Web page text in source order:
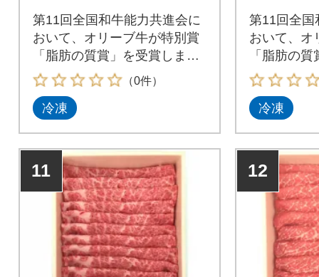
第11回全国和牛能力共進会に
おいて、オリーブ牛が特別賞
「脂肪の質賞」を受賞しまし
た。
（0件）
冷凍
第11回全国
おいて、オ
「脂肪の
た。
冷凍
11 12